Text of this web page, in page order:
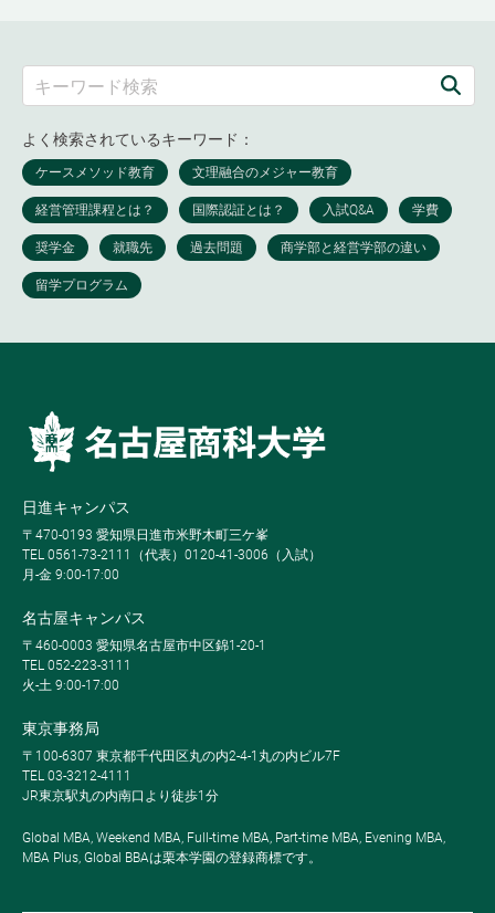
よく検索されているキーワード：
日進キャンパス
〒470-0193 愛知県日進市米野木町三ケ峯
TEL 0561-73-2111（代表）0120-41-3006（入試）
月-金 9:00-17:00
名古屋キャンパス
〒460-0003 愛知県名古屋市中区錦1-20-1
TEL 052-223-3111
火-土 9:00-17:00
東京事務局
〒100-6307 東京都千代田区丸の内2-4-1丸の内ビル7F
TEL 03-3212-4111
JR東京駅丸の内南口より徒歩1分
Global MBA, Weekend MBA, Full-time MBA, Part-time MBA, Evening MBA,
MBA Plus, Global BBAは栗本学園の登録商標です。